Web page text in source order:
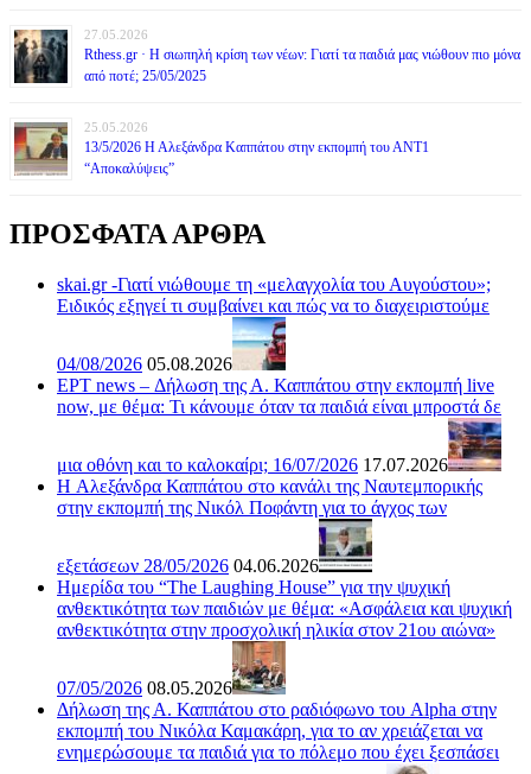
27.05.2026
Rthess.gr · Η σιωπηλή κρίση των νέων: Γιατί τα παιδιά μας νιώθουν πιο μόνα
από ποτέ; 25/05/2025
25.05.2026
13/5/2026 Η Αλεξάνδρα Καππάτου στην εκπομπή του ΑΝΤ1
“Αποκαλύψεις”
ΠΡΟΣΦΑΤΑ ΑΡΘΡΑ
skai.gr -Γιατί νιώθουμε τη «μελαγχολία του Αυγούστου»;
Ειδικός εξηγεί τι συμβαίνει και πώς να το διαχειριστούμε
04/08/2026 05.08.2026
ΕΡΤ news – Δήλωση της Α. Καππάτου στην εκπομπή live
now, με θέμα: Τι κάνουμε όταν τα παιδιά είναι μπροστά δε
μια οθόνη και το καλοκαίρι; 16/07/2026 17.07.2026
H Αλεξάνδρα Καππάτου στο κανάλι της Ναυτεμπορικής
στην εκπομπή της Νικόλ Ποφάντη για το άγχος των
εξετάσεων 28/05/2026 04.06.2026
Ημερίδα του “The Laughing House” για την ψυχική
ανθεκτικότητα των παιδιών με θέμα: «Ασφάλεια και ψυχική
ανθεκτικότητα στην προσχολική ηλικία στον 21ου αιώνα»
07/05/2026 08.05.2026
Δήλωση της Α. Καππάτου στο ραδιόφωνο του Alpha στην
εκπομπή του Νικόλα Καμακάρη, για το αν χρειάζεται να
ενημερώσουμε τα παιδιά για το πόλεμο που έχει ξεσπάσει